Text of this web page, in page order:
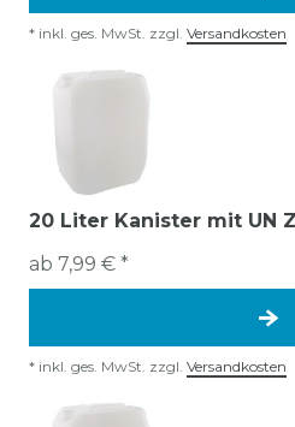
* inkl. ges. MwSt. zzgl. Versandkosten
20 Liter Kanister mit UN
ab 7,99 € *
* inkl. ges. MwSt. zzgl. Versandkosten